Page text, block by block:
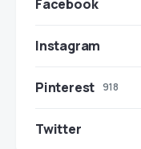
Facebook
Instagram
Pinterest 918
Twitter